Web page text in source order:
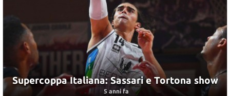
Supercoppa Italiana: Sassari e Tortona show
5 anni fa